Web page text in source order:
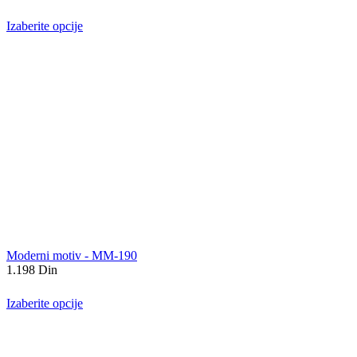
Izaberite opcije
Moderni motiv - MM-190
1.198 Din
Izaberite opcije